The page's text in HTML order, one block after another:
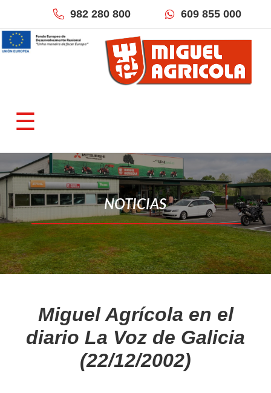
982 280 800 609 855 000
☰
×
QUIÉNES SOMOS
Empresa
Localización & Contacto
TIENDAS ONLINE
Miguel Agrícola
Inforecambios
Noticias
NOTICIAS
Miguel Agrícola en el
diario La Voz de Galicia
(22/12/2002)